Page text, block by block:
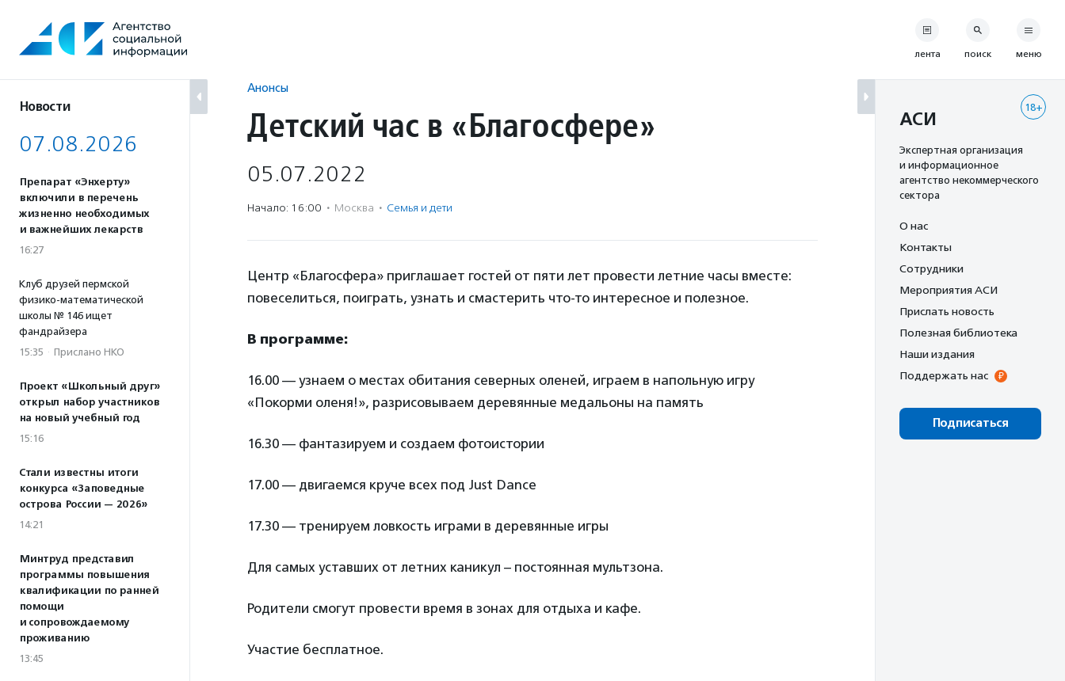
содержанию
Новости
07.08.2026
Препарат «Энхерту»
включили в перечень
жизненно необходимых
и важнейших лекарств
16:27
Клуб друзей пермской
физико-математической
школы № 146 ищет
фандрайзера
15:35 · Прислано НКО
Проект «Школьный друг»
открыл набор участников
на новый учебный год
15:16
Стали известны итоги
конкурса «Заповедные
острова России — 2026»
14:21
Минтруд представил
программы повышения
квалификации по ранней
помощи
и сопровождаемому
проживанию
13:45
Анонсы
Детский час в «Благосфере»
05.07.2022
Начало: 16:00 · Москва · Семья и дети
Центр «Благосфера» приглашает гостей от пяти лет провести летние часы вместе:
повеселиться, поиграть, узнать и смастерить что-то интересное и полезное.
В программе:
16.00 — узнаем о местах обитания северных оленей, играем в напольную игру
«Покорми оленя!», разрисовываем деревянные медальоны на память
16.30 — фантазируем и создаем фотоистории
17.00 — двигаемся круче всех под Just Dance
17.30 — тренируем ловкость играми в деревянные игры
Для самых уставших от летних каникул – постоянная мультзона.
Родители смогут провести время в зонах для отдыха и кафе.
Участие бесплатное.
лента поиск меню
18+
АСИ
Экспертная организация
и информационное
агентство некоммерческого
сектора
О нас
Контакты
Сотрудники
Мероприятия АСИ
Прислать новость
Полезная библиотека
Наши издания
Поддержать нас
Подписаться